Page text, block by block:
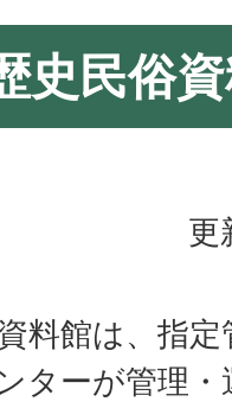
史民俗
更
料館は、指
ターが管理